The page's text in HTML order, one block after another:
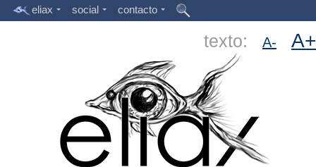
eliax social contacto
texto: A- A+